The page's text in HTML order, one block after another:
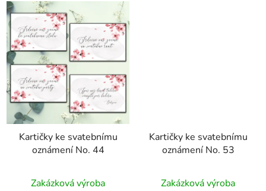
Kartičky ke svatebnímu
oznámení No. 44
Zakázková výroba
Kartičky ke svatebnímu
oznámení No. 53
Zakázková výroba